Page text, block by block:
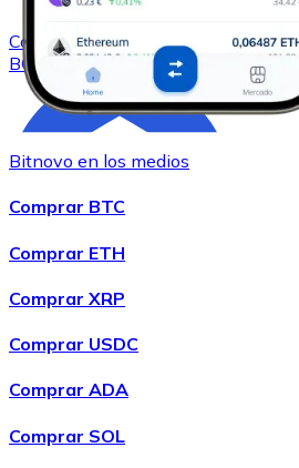
ComprarBitcoin Cashcon
BCH
ComprarChainlink
LINK
Bitnovo en los medios
Comprar BTC
Comprar ETH
Comprar XRP
Comprar USDC
Comprar ADA
Comprar SOL